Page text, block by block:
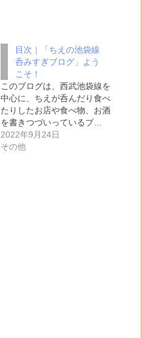
目次｜「ちえの池袋線
呑みすぎブログ」よう
こそ！
このブログは、西武池袋線を
中心に、ちえが呑んだり食べ
たりしたお店や食べ物、お酒
を書きつづいっているブ…
2022年9月24日
その他